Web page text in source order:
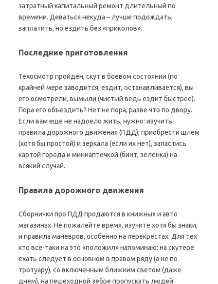
затратный капитальный ремонт длительный по
времени. Деваться некуда – лучше подождать,
заплатить, но ездить без «приколов».
Последние приготовления
Техосмотр пройден, скут в боевом состоянии (по
крайней мере заводится, ездит, останавливается), вы
его осмотрели, вымыли (чистый ведь ездит быстрее).
Пора его объездить? Нет не пора, разве что по двору.
Если вам еще не надоело жить, нужно: изучить
правила дорожного движения (ПДД), приобрести шлем
(хотя бы простой) и зеркала (если их нет), запастись
картой города и миниаптечкой (бинт, зеленка) на
всякий случай.
Правила дорожного движения
Сборнички про ПДД продаются в книжных и авто
магазинах. Не пожалейте время, изучите хотя бы знаки,
и правила маневров, особенно на перекрестах. Для тех
кто все-таки на это «положил» напоминаю: на скутере
ехать следует в основном в правом ряду (а не по
тротуару), со включенным ближним светом (даже
днем), на пешеходной зебре пропускать людей